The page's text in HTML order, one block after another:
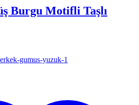
Burgu Motifli Taşlı